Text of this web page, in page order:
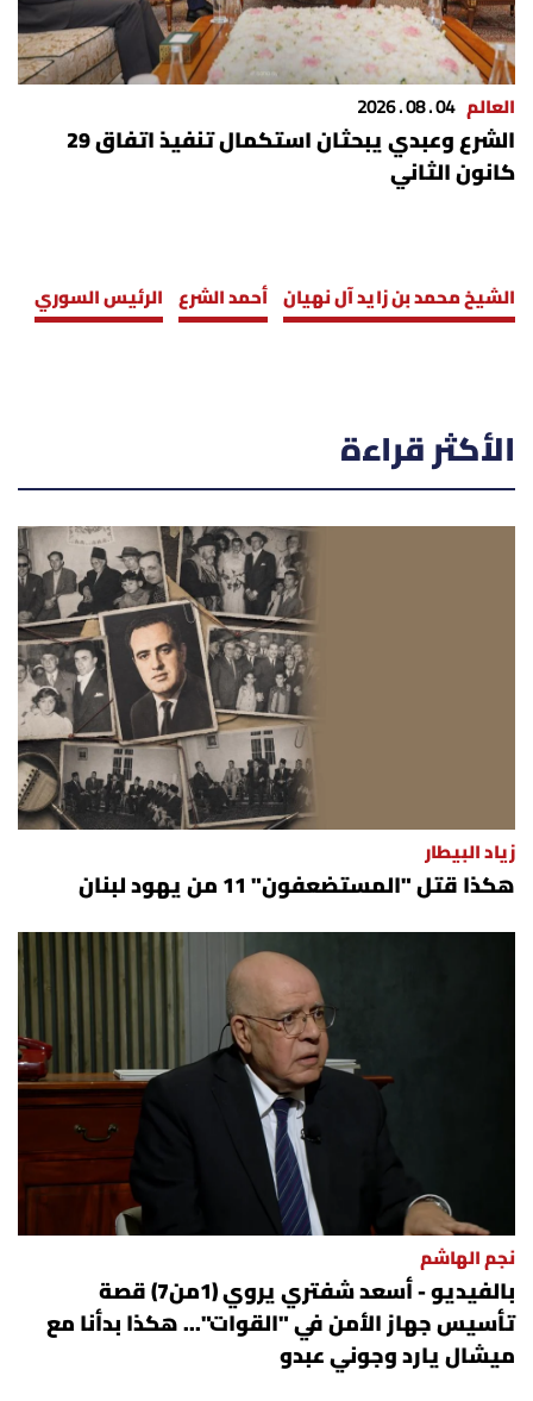
العالم 04 . 08 . 2026
الشرع وعبدي يبحثان استكمال تنفيذ اتفاق 29
كانون الثاني
الشيخ محمد بن زايد آل نهيان أحمد الشرع الرئيس السوري
الأكثر قراءة
زياد البيطار
هكذا قتل "المستضعفون" 11 من يهود لبنان
نجم الهاشم
بالفيديو - أسعد شفتري يروي (1من7) قصة
تأسيس جهاز الأمن في "القوات"... هكذا بدأنا مع
ميشال يارد وجوني عبدو